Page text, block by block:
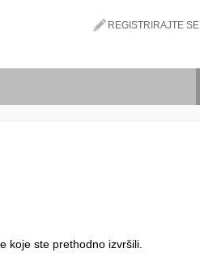
REGISTRIRAJTE SE
koje ste prethodno izvršili.